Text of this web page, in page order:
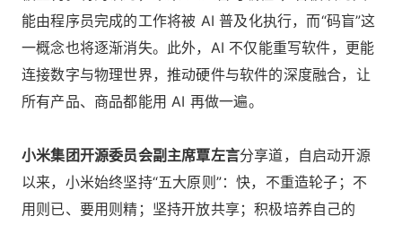
能由程序员完成的工作将被 AI 普及化执行，而“码盲”这
一概念也将逐渐消失。此外，AI 不仅能重写软件，更能
连接数字与物理世界，推动硬件与软件的深度融合，让
所有产品、商品都能用 AI 再做一遍。
小米集团开源委员会副主席覃左言分享道，自启动开源
以来，小米始终坚持“五大原则”：快，不重造轮子；不
用则已、要用则精；坚持开放共享；积极培养自己的